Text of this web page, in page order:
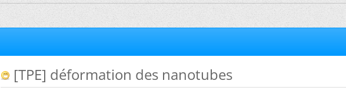
[TPE] déformation des nanotubes